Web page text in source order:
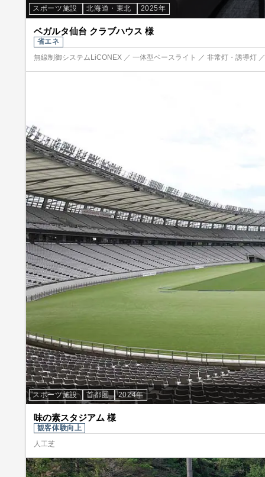
スポーツ施設 北海道・東北 2025年
ベガルタ仙台 クラブハウス 様
省エネ
無線制御システムLiCONEX ／ 一体型ベースライト ／ 非常灯・誘導灯
スポーツ施設 首都圏 2024年
味の素スタジアム 様
観客体験向上
人工芝